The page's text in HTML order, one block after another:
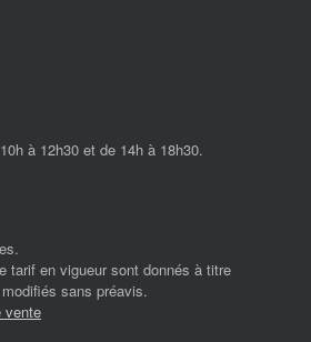
à 12h30 et de 14h à 18h30.
tarif en vigueur sont donnés à titre
sans préavis.
vente